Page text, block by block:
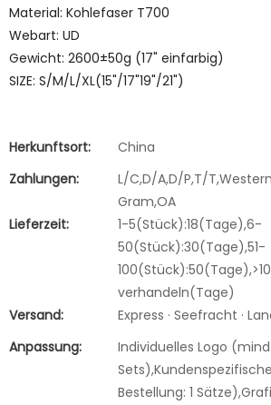
Material: Kohlefaser T700
Webart: UD
Gewicht: 2600±50g (17" einfarbig)
SIZE: S/M/L/XL(15"/17"19"/21")
Herkunftsort:
China
Zahlungen:
L/C,D/A,D/P,T/
Gram,OA
Lieferzeit:
1-5(Stück):18(Tage),6-
50(Stück):30(Tage),51-
verhandeln(Tage)
Versand:
Express · Seefracht ·
Anpassung:
Individuelles Logo
Bestellung: 1